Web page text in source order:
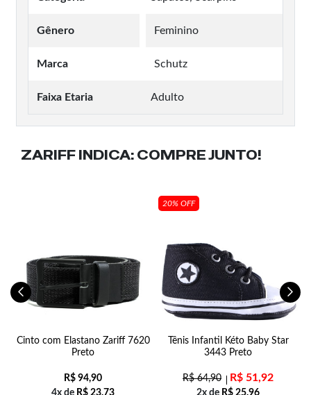
Gênero Feminino
Marca Schutz
Faixa Etaria Adulto
ZARIFF INDICA: COMPRE JUNTO!
Cinto com Elastano Zariff 7620
Preto
R$ 94,90
4x de R$ 23,73
20% OFF
Tênis Infantil Kéto Baby Star
3443 Preto
R$64,90 R$ 51,92
2x de R$ 25,96